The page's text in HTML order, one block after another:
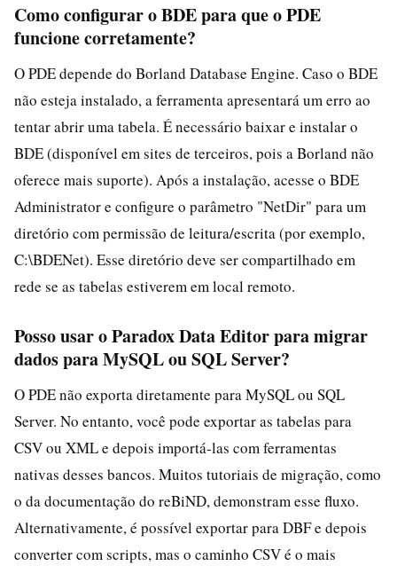
Como configurar o BDE para que o PDE
funcione corretamente?
O PDE depende do Borland Database Engine. Caso o BDE
não esteja instalado, a ferramenta apresentará um erro ao
tentar abrir uma tabela. É necessário baixar e instalar o
BDE (disponível em sites de terceiros, pois a Borland não
oferece mais suporte). Após a instalação, acesse o BDE
Administrator e configure o parâmetro "NetDir" para um
diretório com permissão de leitura/escrita (por exemplo,
C:\BDENet). Esse diretório deve ser compartilhado em
rede se as tabelas estiverem em local remoto.
Posso usar o Paradox Data Editor para migrar
dados para MySQL ou SQL Server?
O PDE não exporta diretamente para MySQL ou SQL
Server. No entanto, você pode exportar as tabelas para
CSV ou XML e depois importá-las com ferramentas
nativas desses bancos. Muitos tutoriais de migração, como
o da documentação do reBiND, demonstram esse fluxo.
Alternativamente, é possível exportar para DBF e depois
converter com scripts, mas o caminho CSV é o mais